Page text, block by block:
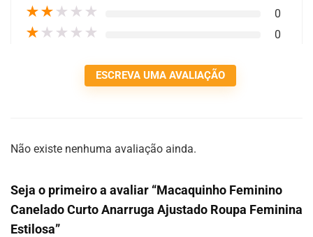
★★ ★ ★ ★ 0
★ ★ ★ ★ ★ 0
ESCREVA UMA AVALIAÇÃO
Não existe nenhuma avaliação ainda.
Seja o primeiro a avaliar “Macaquinho Feminino
Canelado Curto Anarruga Ajustado Roupa Feminina
Estilosa”